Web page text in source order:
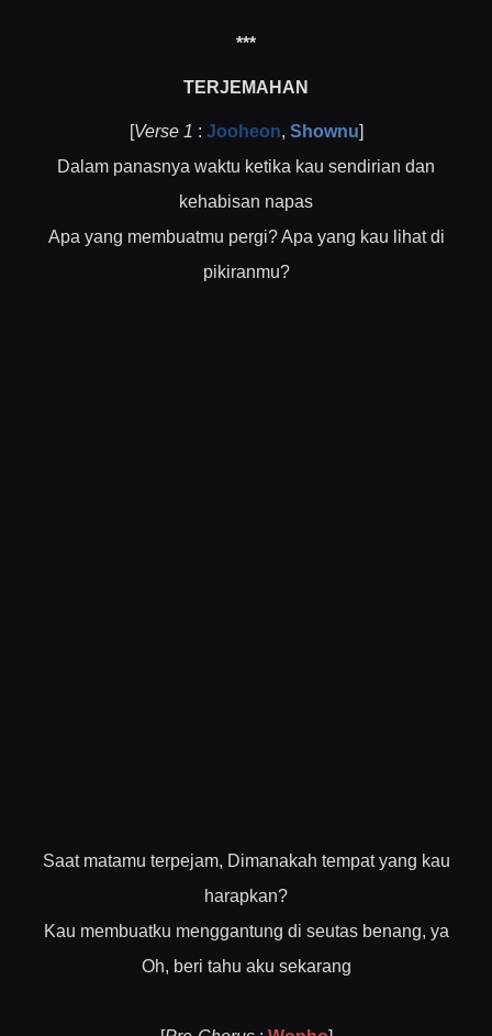
***
TERJEMAHAN
[Verse 1 : Jooheon, Shownu]
Dalam panasnya waktu ketika kau sendirian dan
kehabisan napas
Apa yang membuatmu pergi? Apa yang kau lihat di
pikiranmu?
Saat matamu terpejam, Dimanakah tempat yang kau
harapkan?
Kau membuatku menggantung di seutas benang, ya
Oh, beri tahu aku sekarang